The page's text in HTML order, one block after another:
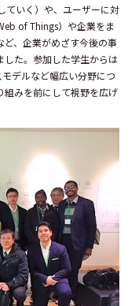
ていく）や、ユーザーに対
of Things）や企業をま
、企業がめざす今後の事
した。参加した学生からは
デルなど幅広い分野につ
組みを前にして視野を広げ